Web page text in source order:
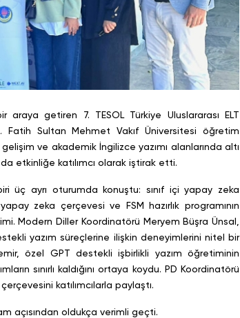
getiren 7. TESOL Türkiye Uluslararası ELT
Sultan Mehmet Vakıf Üniversitesi öğretim
ve akademik İngilizce yazımı alanlarında altı
etkinliğe katılımcı olarak iştirak etti.
üç ayrı oturumda konuştu: sınıf içi yapay zeka
zeka çerçevesi ve FSM hazırlık programının
Modern Diller Koordinatörü Meryem Büşra Ünsal,
yazım süreçlerine ilişkin deneyimlerini nitel bir
özel GPT destekli işbirlikli yazım öğretiminin
sınırlı kaldığını ortaya koydu. PD Koordinatörü
katılımcılarla paylaştı.
açısından oldukça verimli geçti.